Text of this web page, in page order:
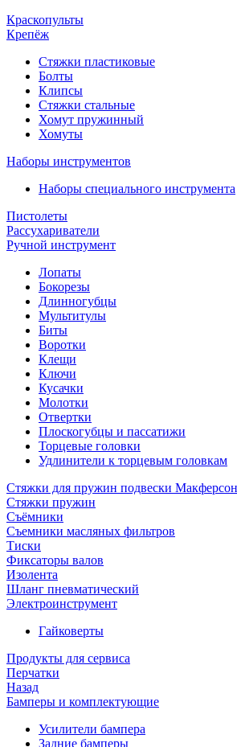
Краскопульты
Крепёж
Стяжки пластиковые
Болты
Клипсы
Стяжки стальные
Хомут пружинный
Хомуты
Наборы инструментов
Наборы специального инструмента
Пистолеты
Рассухариватели
Ручной инструмент
Лопаты
Бокорезы
Длинногубцы
Мультитулы
Биты
Воротки
Клещи
Ключи
Кусачки
Молотки
Отвертки
Плоскогубцы и пассатижи
Торцевые головки
Удлинители к торцевым головкам
Стяжки для пружин подвески Макферсон
Стяжки пружин
Съёмники
Съемники масляных фильтров
Тиски
Фиксаторы валов
Изолента
Шланг пневматический
Электроинструмент
Гайковерты
Продукты для сервиса
Перчатки
Назад
Бамперы и комплектующие
Усилители бампера
Задние бамперы